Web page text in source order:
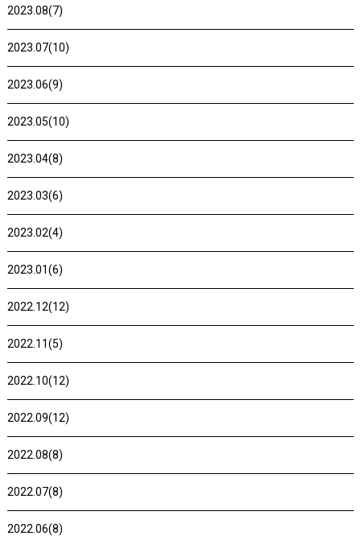
2023.08(7)
2023.07(10)
2023.06(9)
2023.05(10)
2023.04(8)
2023.03(6)
2023.02(4)
2023.01(6)
2022.12(12)
2022.11(5)
2022.10(12)
2022.09(12)
2022.08(8)
2022.07(8)
2022.06(8)